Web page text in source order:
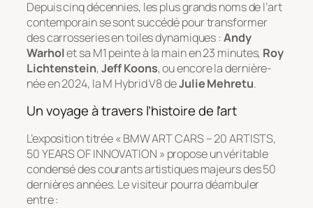
Depuis cinq décennies, les plus grands noms de l’art
contemporain se sont succédé pour transformer
des carrosseries en toiles dynamiques : Andy
Warholet sa M1 peinte à la main en 23 minutes, Roy
Lichtenstein,Jeff Koons, ou encore la dernière-
née en 2024, la M Hybrid V8 deJulie Mehretu.
Un voyage à travers l’histoire de l’art
L’exposition titrée« BMW ART CARS – 20 ARTISTS,
50 YEARS OF INNOVATION » propose un véritable
condensé des courants artistiques majeurs des 50
dernières années. Le visiteur pourra déambuler
entre :